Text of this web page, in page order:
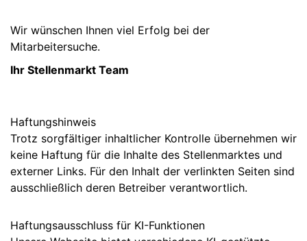
Wir wünschen Ihnen viel Erfolg bei der
Mitarbeitersuche.
Ihr Stellenmarkt Team
Haftungshinweis
Trotz sorgfältiger inhaltlicher Kontrolle übernehmen wir
keine Haftung für die Inhalte des Stellenmarktes und
externer Links. Für den Inhalt der verlinkten Seiten sind
ausschließlich deren Betreiber verantwortlich.
Haftungsausschluss für KI-Funktionen